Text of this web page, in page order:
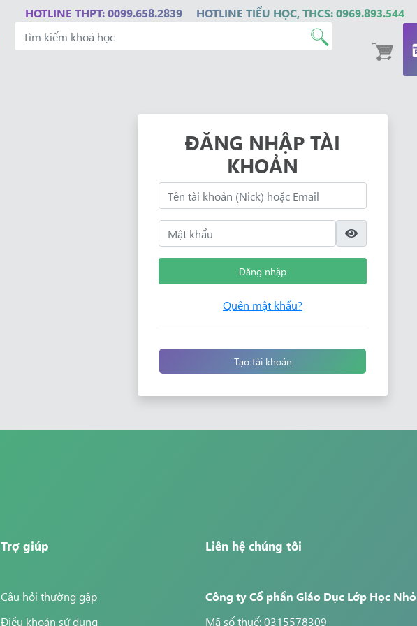
HOTLINE THPT: 0099.658.2839 HOTLINE TIỂU HỌC, THCS: 0969.893.544
ĐĂNG NHẬP TÀI
KHOẢN
Đăng nhập
Quên mật khẩu?
Tạo tài khoản
Trợ giúp
Câu hỏi thường gặp
Điều khoản sử dụng
Liên hệ chúng tôi
Công ty Cổ phần Giáo Dục Lớp Học Nhỏ
Mã số thuế: 0315578309